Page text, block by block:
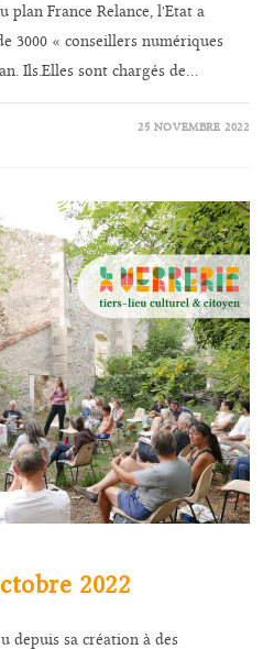
plan France Relance, l'Etat a
3000 « conseillers numériques
Ils.Elles sont chargés de…
25 NOVEMBRE 2022
2022
depuis sa création à des